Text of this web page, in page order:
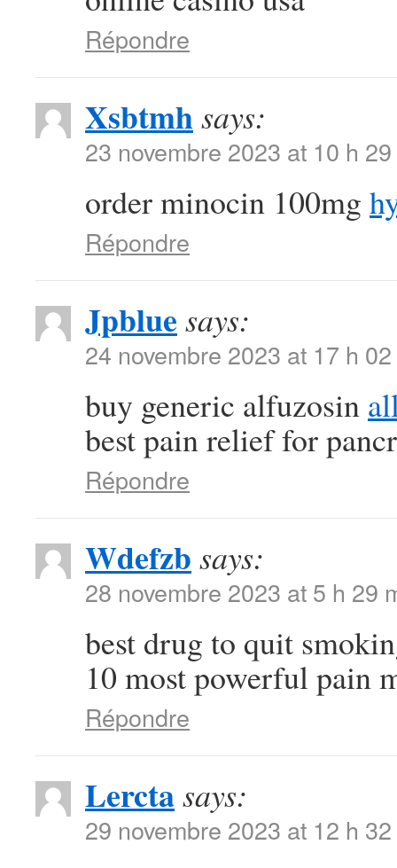
Répondre
Xsbtmhsays:
23 novembre 2023 at 10 h
order minocin 100mg
Répondre
Jpblue says:
24 novembre 2023 at 17 h
buy generic alfuzosin
best pain relief for
Répondre
Wdefzb says:
28 novembre 2023 at 5 h 29
best drug to quit
10 most powerful pain
Répondre
Lerctasays:
29 novembre 2023 at 12 h